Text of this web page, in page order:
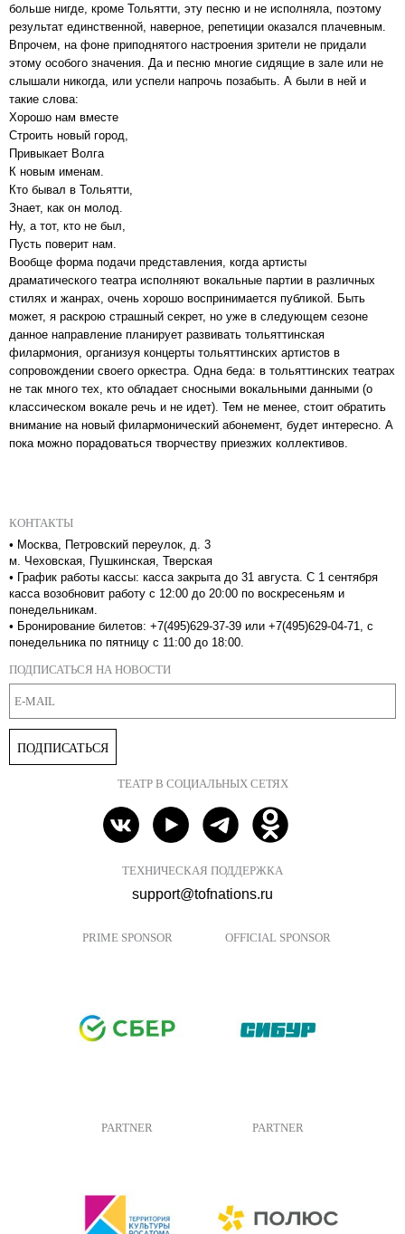
больше нигде, кроме Тольятти, эту песню и не исполняла, поэтому
результат единственной, наверное, репетиции оказался плачевным.
Впрочем, на фоне приподнятого настроения зрители не придали
этому особого значения. Да и песню многие сидящие в зале или не
слышали никогда, или успели напрочь позабыть. А были в ней и
такие слова:
Хорошо нам вместе
Строить новый город,
Привыкает Волга
К новым именам.
Кто бывал в Тольятти,
Знает, как он молод.
Ну, а тот, кто не был,
Пусть поверит нам.
Вообще форма подачи представления, когда артисты
драматического театра исполняют вокальные партии в различных
стилях и жанрах, очень хорошо воспринимается публикой. Быть
может, я раскрою страшный секрет, но уже в следующем сезоне
данное направление планирует развивать тольяттинская
филармония, организуя концерты тольяттинских артистов в
сопровождении своего оркестра. Одна беда: в тольяттинских театрах
не так много тех, кто обладает сносными вокальными данными (о
классическом вокале речь и не идет). Тем не менее, стоит обратить
внимание на новый филармонический абонемент, будет интересно. А
пока можно порадоваться творчеству приезжих коллективов.
КОНТАКТЫ
• Москва, Петровский переулок, д. 3
м. Чеховская, Пушкинская, Тверская
• График работы кассы: касса закрыта до 31 августа. С 1 сентября
касса возобновит работу с 12:00 до 20:00 по воскресеньям и
понедельникам.
• Бронирование билетов: +7(495)629-37-39 или +7(495)629-04-71, с
понедельника по пятницу с 11:00 до 18:00.
ПОДПИСАТЬСЯ НА НОВОСТИ
ПОДПИСАТЬСЯ
ТЕАТР В СОЦИАЛЬНЫХ СЕТЯХ
ТЕХНИЧЕСКАЯ ПОДДЕРЖКА
support@tofnations.ru
PRIME SPONSOR OFFICIAL SPONSOR
PARTNER PARTNER